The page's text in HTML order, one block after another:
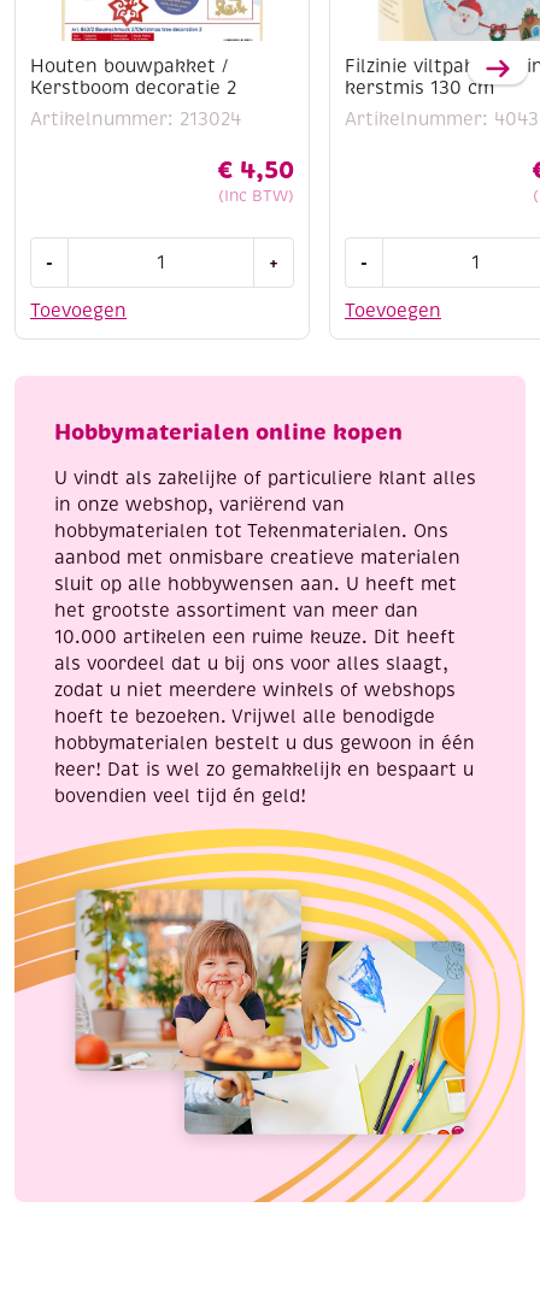
Houten bouwpakket /
Kerstboom decoratie 2
Artikelnummer: 213024
€ 4,50
(Inc BTW)
Toevoegen
-
/
2
+
Filzinie viltpakket
kerstmis 130 cm
Artikelnummer:
Toevoegen
-
slinger
cm
Hobbymaterialen online kopen
U vindt als zakelijke of particuliere klant alles
in onze webshop, variërend van
hobbymaterialen tot Tekenmaterialen. Ons
aanbod met onmisbare creatieve materialen
sluit op alle hobbywensen aan. U heeft met
het grootste assortiment van meer dan
10.000 artikelen een ruime keuze. Dit heeft
als voordeel dat u bij ons voor alles slaagt,
zodat u niet meerdere winkels of webshops
hoeft te bezoeken. Vrijwel alle benodigde
hobbymaterialen bestelt u dus gewoon in één
keer! Dat is wel zo gemakkelijk en bespaart u
bovendien veel tijd én geld!